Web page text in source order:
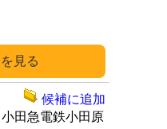
小田急電鉄小田原
候補に追加